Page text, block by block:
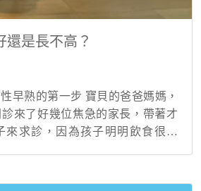
還是長不高？
早熟的第一步 寶貝的爸爸媽媽，
來了好幾位焦急的家長，帶著才
來求診，因為孩子明明飲食很健